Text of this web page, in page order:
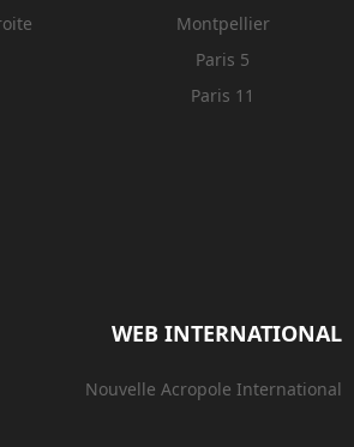
Montpellier
Paris 5
Paris 11
WEB INTERNATIONAL
Nouvelle Acropole International